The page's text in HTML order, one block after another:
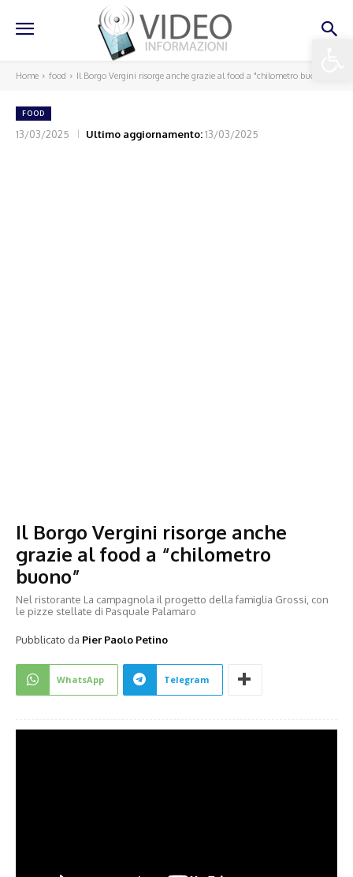
Home food Il Borgo Vergini risorge anche grazie al food a "chilometro buono"
FOOD
13/03/2025 Ultimo aggiornamento:13/03/2025
Il Borgo Vergini risorge anche
grazie al food a “chilometro
buono”
Nel ristorante La campagnola il progetto della famiglia Grossi, con
le pizze stellate di Pasquale Palamaro
Pubblicato da Pier Paolo Petino
WhatsApp Telegram